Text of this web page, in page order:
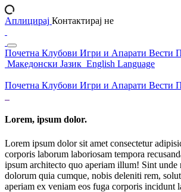
Аплицирај Контактирај не
Почетна Клубови Игри и Апарати Вести
Македонски Јазик English Language
Почетна Клубови Игри и Апарати Вести
Lorem, ipsum dolor.
Lorem ipsum dolor sit amet consectetur
corporis laborum laboriosam tempora
ipsum architecto quo aperiam illum! Sint
dolorum quia cumque, nobis deleniti rem,
aperiam ex veniam eos fuga corporis incidunt